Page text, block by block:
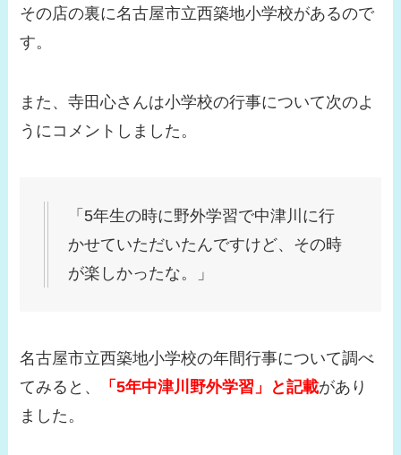
その店の裏に名古屋市立西築地小学校があるので
す。
また、寺田心さんは小学校の行事について次のよ
うにコメントしました。
「5年生の時に野外学習で中津川に行
かせていただいたんですけど、その時
が楽しかったな。」
名古屋市立西築地小学校の年間行事について調べ
てみると、
「5年中津川野外学習」と記載があり
ました。